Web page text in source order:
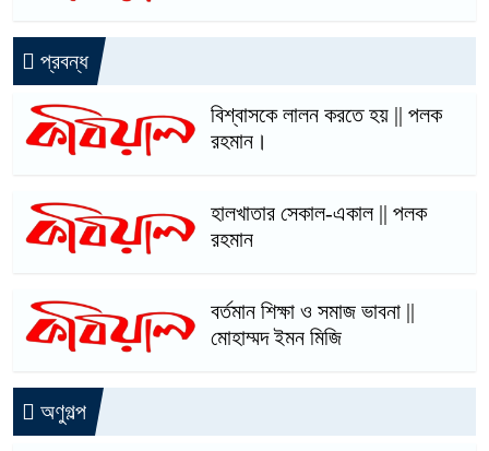
প্রবন্ধ
বিশ্বাসকে লালন করতে হয় || পলক
রহমান।
হালখাতার সেকাল-একাল || পলক
রহমান
বর্তমান শিক্ষা ও সমাজ ভাবনা ||
মোহাম্মদ ইমন মিজি
অণুগল্প